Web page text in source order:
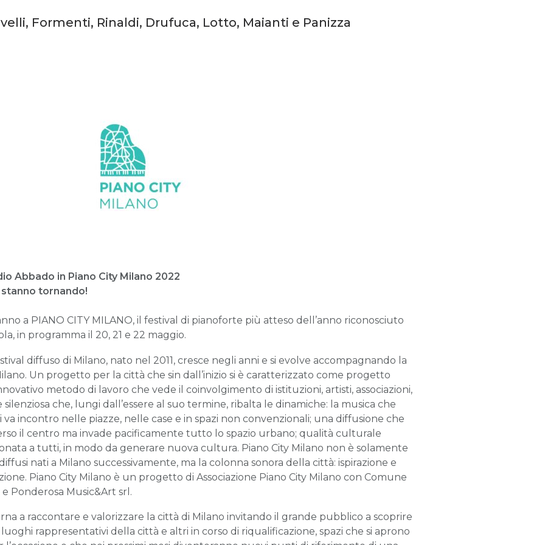
Formenti, Rinaldi, Drufuca, Lotto, Maianti e Panizza
Abbado in Piano City Milano 2022
tornando!
a PIANO CITY MILANO, il festival di pianoforte più atteso dell’anno riconosciuto
in programma il 20, 21 e 22 maggio.
diffuso di Milano, nato nel 2011, cresce negli anni e si evolve accompagnando la
Un progetto per la città che sin dall’inizio si è caratterizzato come progetto
metodo di lavoro che vede il coinvolgimento di istituzioni, artisti, associazioni,
che, lungi dall’essere al suo termine, ribalta le dinamiche: la musica che
incontro nelle piazze, nelle case e in spazi non convenzionali; una diffusione che
il centro ma invade pacificamente tutto lo spazio urbano; qualità culturale
a tutti, in modo da generare nuova cultura. Piano City Milano non è solamente
nati a Milano successivamente, ma la colonna sonora della città: ispirazione e
Piano City Milano è un progetto di Associazione Piano City Milano con Comune
Ponderosa Music&Art srl.
a raccontare e valorizzare la città di Milano invitando il grande pubblico a scoprire
rappresentativi della città e altri in corso di riqualificazione, spazi che si aprono